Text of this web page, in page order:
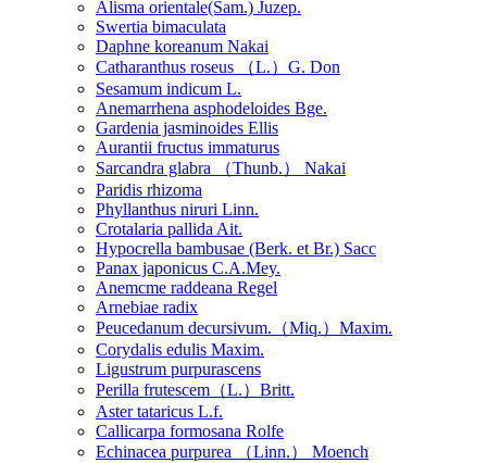
Alisma orientale(Sam.) Juzep.
Swertia bimaculata
Daphne koreanum Nakai
Catharanthus roseus （L.）G. Don
Sesamum indicum L.
Anemarrhena asphodeloides Bge.
Gardenia jasminoides Ellis
Aurantii fructus immaturus
Sarcandra glabra （Thunb.） Nakai
Paridis rhizoma
Phyllanthus niruri Linn.
Crotalaria pallida Ait.
Hypocrella bambusae (Berk. et Br.) Sacc
Panax japonicus C.A.Mey.
Anemcme raddeana Regel
Arnebiae radix
Peucedanum decursivum.（Miq.）Maxim.
Corydalis edulis Maxim.
Ligustrum purpurascens
Perilla frutescem（L.）Britt.
Aster tataricus L.f.
Callicarpa formosana Rolfe
Echinacea purpurea （Linn.） Moench